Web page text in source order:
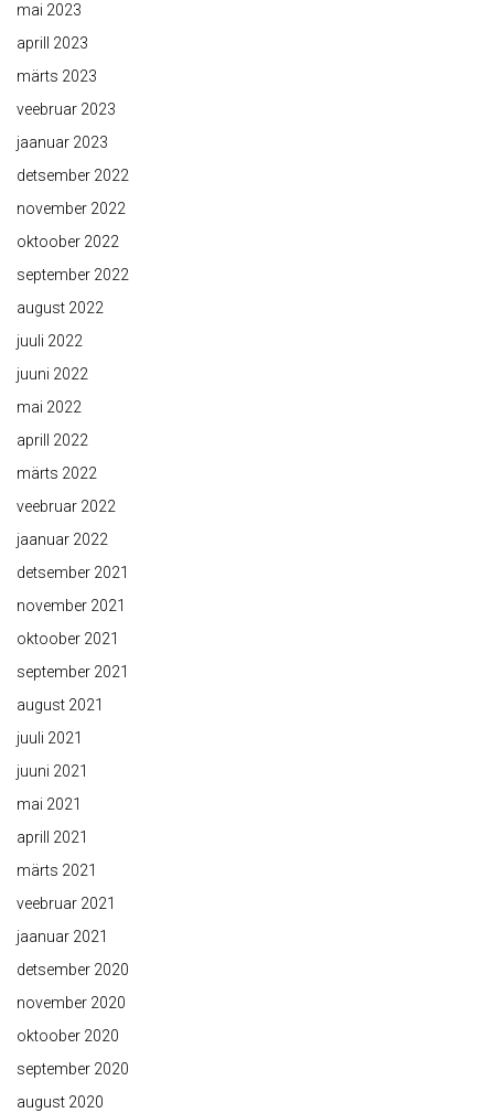
mai 2023
aprill 2023
märts 2023
veebruar 2023
jaanuar 2023
detsember 2022
november 2022
oktoober 2022
september 2022
august 2022
juuli 2022
juuni 2022
mai 2022
aprill 2022
märts 2022
veebruar 2022
jaanuar 2022
detsember 2021
november 2021
oktoober 2021
september 2021
august 2021
juuli 2021
juuni 2021
mai 2021
aprill 2021
märts 2021
veebruar 2021
jaanuar 2021
detsember 2020
november 2020
oktoober 2020
september 2020
august 2020